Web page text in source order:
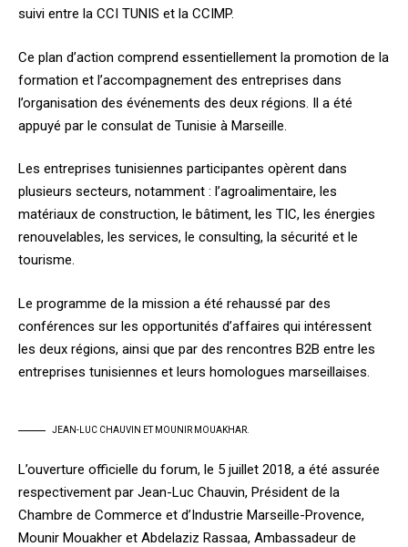
suivi entre la CCI TUNIS et la CCIMP.
Ce plan d’action comprend essentiellement la promotion de la
formation et l’accompagnement des entreprises dans
l’organisation des événements des deux régions. Il a été
appuyé par le consulat de Tunisie à Marseille.
Les entreprises tunisiennes participantes opèrent dans
plusieurs secteurs, notamment : l’agroalimentaire, les
matériaux de construction, le bâtiment, les TIC, les énergies
renouvelables, les services, le consulting, la sécurité et le
tourisme.
Le programme de la mission a été rehaussé par des
conférences sur les opportunités d’affaires qui intéressent
les deux régions, ainsi que par des rencontres B2B entre les
entreprises tunisiennes et leurs homologues marseillaises.
JEAN-LUC CHAUVIN ET MOUNIR MOUAKHAR.
L’ouverture officielle du forum, le 5 juillet 2018, a été assurée
respectivement par Jean-Luc Chauvin, Président de la
Chambre de Commerce et d’Industrie Marseille-Provence,
Mounir Mouakher et Abdelaziz Rassaa, Ambassadeur de